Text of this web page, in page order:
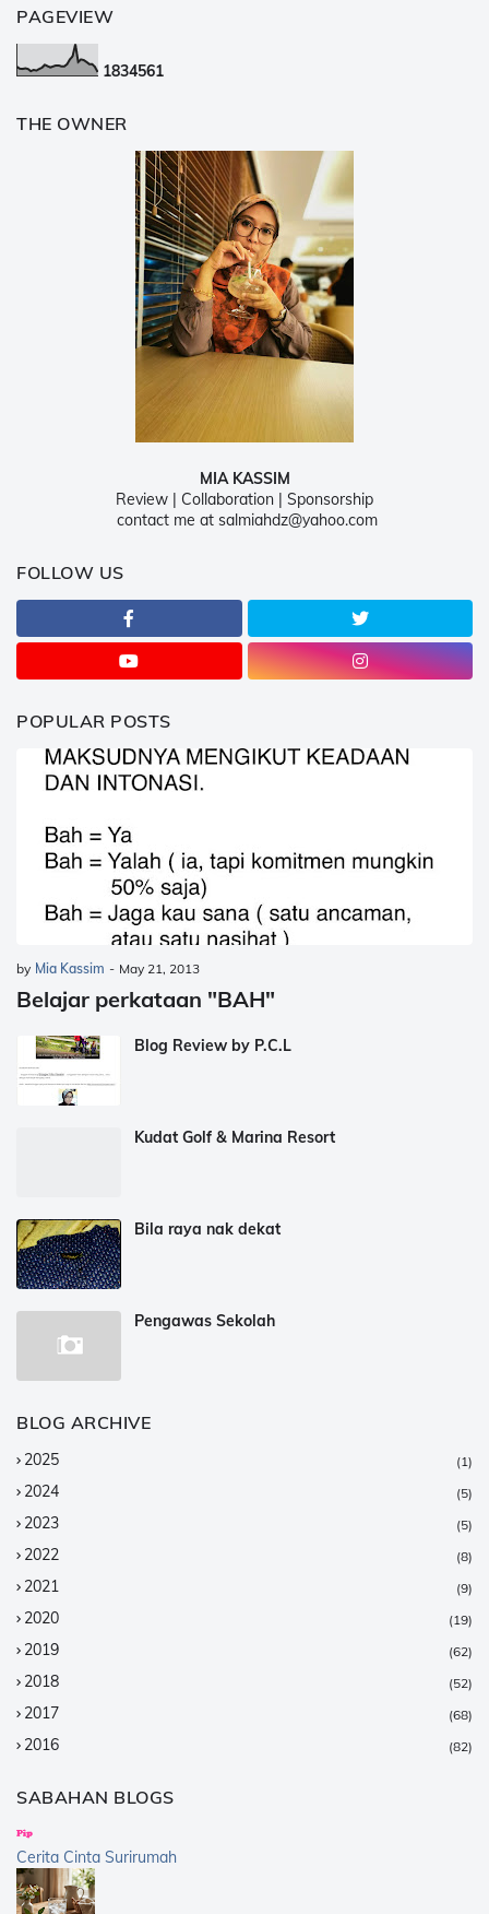
PAGEVIEW
1834561
THE OWNER
MIA KASSIM
Review | Collaboration | Sponsorship
contact me at salmiahdz@yahoo.com
FOLLOW US
POPULAR POSTS
by Mia Kassim - May 21, 2013
Belajar perkataan "BAH"
Blog Review by P.C.L
Kudat Golf & Marina Resort
Bila raya nak dekat
Pengawas Sekolah
BLOG ARCHIVE
2025 (1)
2024 (5)
2023 (5)
2022 (8)
2021 (9)
2020 (19)
2019 (62)
2018 (52)
2017 (68)
2016 (82)
2014
2013
2012
2011
SABAHAN BLOGS
Cerita Cinta Surirumah